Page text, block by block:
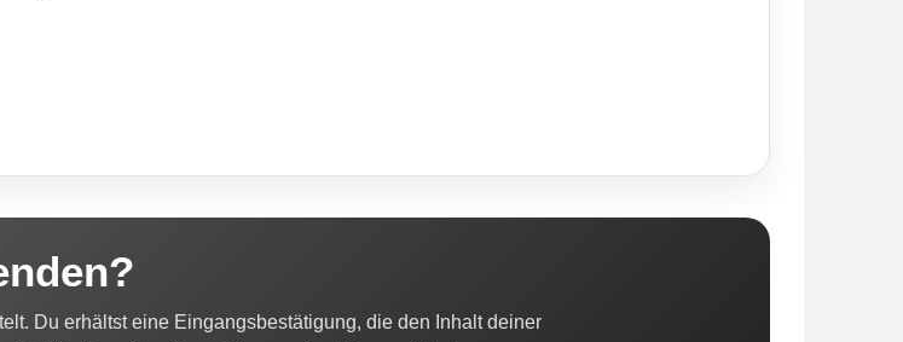
Du erhältst eine Eingangsbestätigung, die den Inhalt deiner